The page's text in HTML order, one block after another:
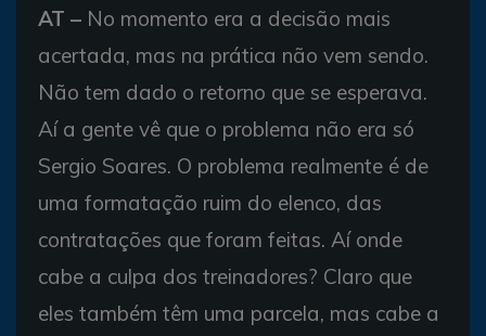
AT – No momento era a decisão mais
acertada, mas na prática não vem sendo.
Não tem dado o retorno que se esperava.
Aí a gente vê que o problema não era só
Sergio Soares. O problema realmente é de
uma formatação ruim do elenco, das
contratações que foram feitas. Aí onde
cabe a culpa dos treinadores? Claro que
eles também têm uma parcela, mas cabe a